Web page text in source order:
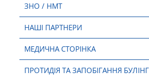
ЗНО / НМТ
НАШІ ПАРТНЕРИ
МЕДИЧНА СТОРІНКА
ПРОТИДІЯ ТА ЗАПОБІГАННЯ